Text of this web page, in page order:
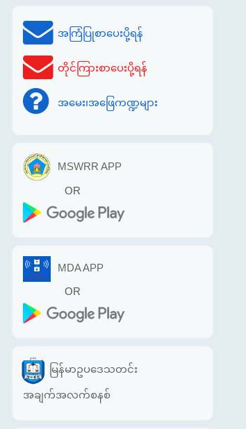
အကြံပြုစာပေးပို့ရန်
တိုင်ကြားစာပေးပို့ရန်
အမေး၊အဖြေကဏ္ဍများ
MSWRR APP
OR
MDA APP
OR
မြန်မာဥပဒေသတင်း
အချက်အလက်စနစ်